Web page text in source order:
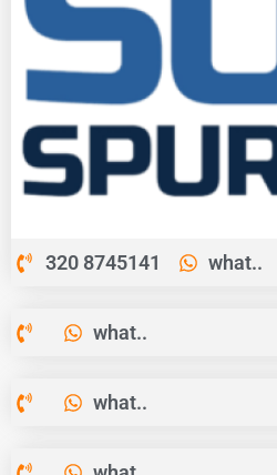
320 8745141 what..
what..
what..